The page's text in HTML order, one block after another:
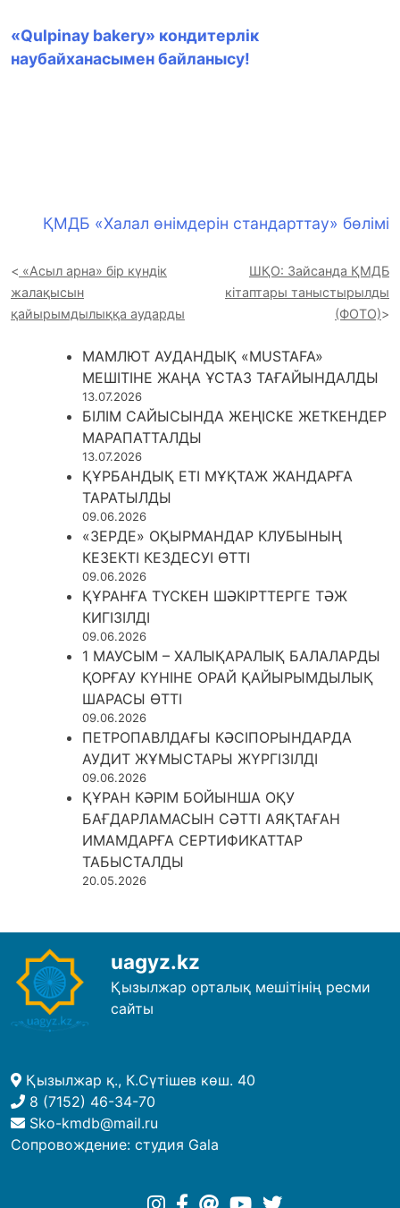
«Qulpinay bakery» кондитерлік
наубайханасымен байланысу!
ҚМДБ «Халал өнімдерін стандарттау» бөлімі
«Асыл арна» бір күндік
жалақысын
қайырымдылыққа аударды
ШҚО: Зайсанда ҚМДБ
кітаптары таныстырылды
(ФОТО)
МАМЛЮТ АУДАНДЫҚ «MUSTAFA»
МЕШІТІНЕ ЖАҢА ҰСТАЗ ТАҒАЙЫНДАЛДЫ
13.07.2026
БІЛІМ САЙЫСЫНДА ЖЕҢІСКЕ ЖЕТКЕНДЕР
МАРАПАТТАЛДЫ
13.07.2026
ҚҰРБАНДЫҚ ЕТІ МҰҚТАЖ ЖАНДАРҒА
ТАРАТЫЛДЫ
09.06.2026
«ЗЕРДЕ» ОҚЫРМАНДАР КЛУБЫНЫҢ
КЕЗЕКТІ КЕЗДЕСУІ ӨТТІ
09.06.2026
ҚҰРАНҒА ТҮСКЕН ШӘКІРТТЕРГЕ ТӘЖ
КИГІЗІЛДІ
09.06.2026
1 МАУСЫМ – ХАЛЫҚАРАЛЫҚ БАЛАЛАРДЫ
ҚОРҒАУ КҮНІНЕ ОРАЙ ҚАЙЫРЫМДЫЛЫҚ
ШАРАСЫ ӨТТІ
09.06.2026
ПЕТРОПАВЛДАҒЫ КӘСІПОРЫНДАРДА
АУДИТ ЖҰМЫСТАРЫ ЖҮРГІЗІЛДІ
09.06.2026
ҚҰРАН КӘРІМ БОЙЫНША ОҚУ
БАҒДАРЛАМАСЫН СӘТТІ АЯҚТАҒАН
ИМАМДАРҒА СЕРТИФИКАТТАР
ТАБЫСТАЛДЫ
20.05.2026
uagyz.kz
Қызылжар орталық мешітінің ресми
сайты
Қызылжар қ., К.Сүтішев көш. 40
8 (7152) 46-34-70
Sko-kmdb@mail.ru
Сопровождение: студия Gala